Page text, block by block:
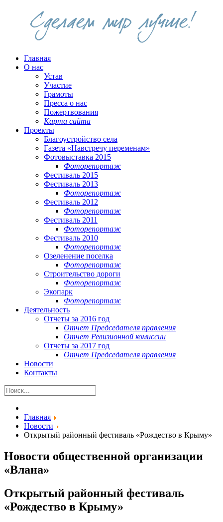
Главная
О нас
Устав
Участие
Грамоты
Пресса о нас
Пожертвования
Карта сайта
Проекты
Благоустройство села
Газета «Навстречу переменам»
Фотовыставка 2015
Фоторепортаж
Фестиваль 2015
Фестиваль 2013
Фоторепортаж
Фестиваль 2012
Фоторепортаж
Фестиваль 2011
Фоторепортаж
Фестиваль 2010
Фоторепортаж
Озеленение поселка
Фоторепортаж
Строительство дороги
Фоторепортаж
Экопарк
Фоторепортаж
Деятельность
Отчеты за 2016 год
Отчет Председателя правления
Отчет Ревизионной комиссии
Отчеты за 2017 год
Отчет Председателя правления
Новости
Контакты
Главная
Новости
Открытый районный фестиваль «Рождество в Крыму»
Новости общественной организации
«Влана»
Открытый районный фестиваль
«Рождество в Крыму»